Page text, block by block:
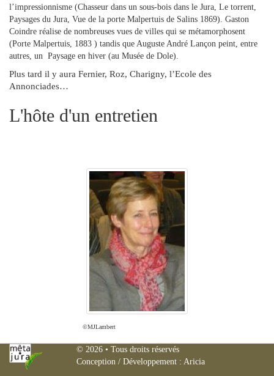
l’impressionnisme (Chasseur dans un sous-bois dans le Jura, Le torrent,
Paysages du Jura, Vue de la porte Malpertuis de Salins 1869). Gaston
Coindre réalise de nombreuses vues de villes qui se métamorphosent
(Porte Malpertuis, 1883 ) tandis que Auguste André Lançon peint, entre
autres, un Paysage en hiver (au Musée de Dole).
Plus tard il y aura Fernier, Roz, Charigny, l’Ecole des
Annonciades…
L'hôte d'un entretien
©MJLambert
© 2026
Mêta
JURA
• Tous droits réservés
Conception / Développement : Aricia